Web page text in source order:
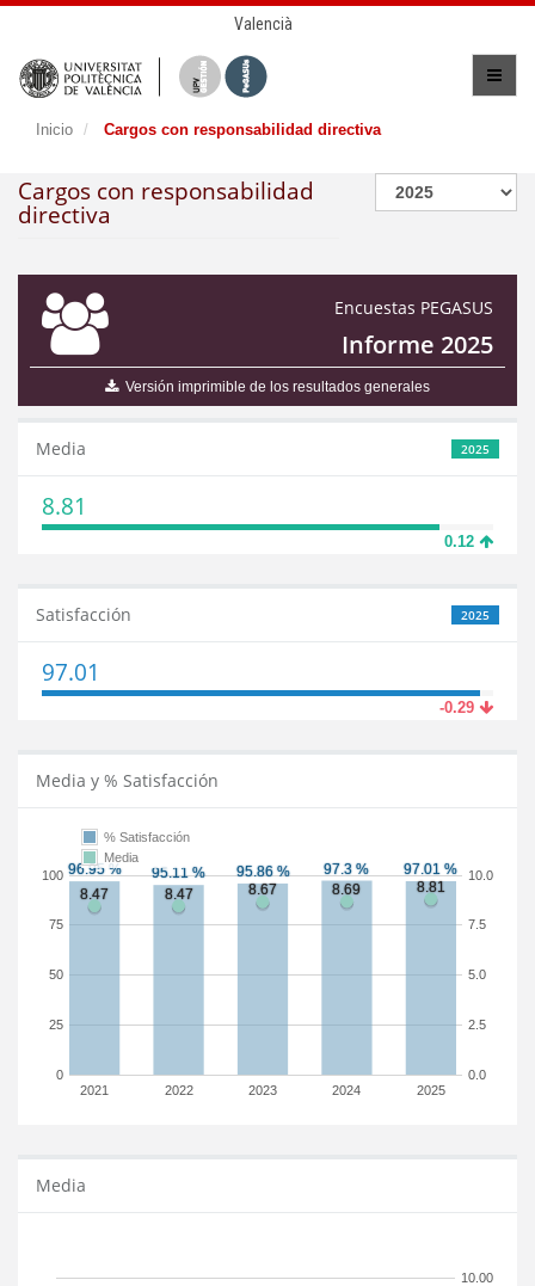
Valencià
Inicio Cargos con responsabilidad directiva
Cargos con responsabilidad
directiva
Encuestas PEGASUS
Informe 2025
Versión imprimible de los resultados generales
2025
Media
8.81
0.12
2025
Satisfacción
97.01
-0.29
Media y % Satisfacción
2021 2022 2023 2024 2025
0
25
50
75
100
0.0
2.5
5.0
7.5
10.0
% Satisfacción
Media
Media
10.00